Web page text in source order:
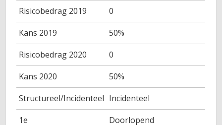
Risicobedrag 2019
0
Kans 2019
50%
Risicobedrag 2020
0
Kans 2020
50%
Structureel/Incidenteel Incidenteel
1e
Doorlopend